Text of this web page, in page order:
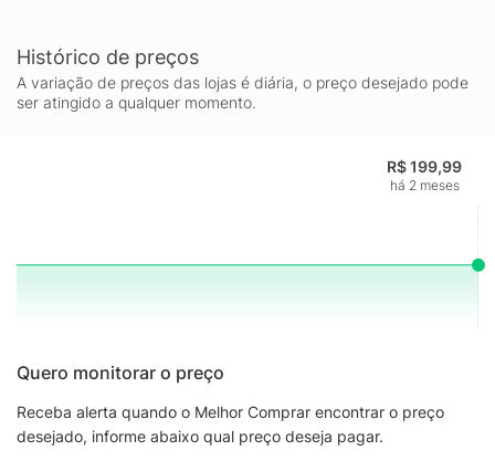
Histórico de preços
A variação de preços das lojas é diária, o preço desejado pode
ser atingido a qualquer momento.
R$ 199,99
há 2 meses
Quero monitorar o preço
Receba alerta quando o Melhor Comprar encontrar o preço
desejado, informe abaixo qual preço deseja pagar.